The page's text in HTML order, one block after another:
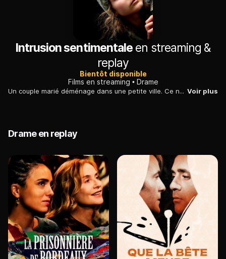
Intrusion sentimentale en streaming &
replay
Bientôt disponible
Films en streaming
Drame
Un couple marié déménage dans une petite ville. Ce nouveau départ se transforme en cauchemar lorsque leur maison est cambriolée. La femme est traumatisée et ne sait plus à qui faire confiance. Voir plus
Drame en replay